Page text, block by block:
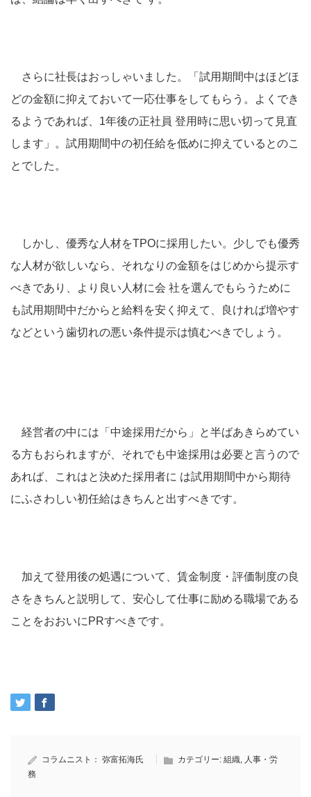
さらに社長はおっしゃいました。「試用期間中はほどほ
どの金額に抑えておいて一応仕事をしてもらう。よくでき
るようであれば、1年後の正社員 登用時に思い切って見直
します」。試用期間中の初任給を低めに抑えているとのこ
とでした。
しかし、優秀な人材をTPOに採用したい。少しでも優秀
な人材が欲しいなら、それなりの金額をはじめから提示す
べきであり、より良い人材に会 社を選んでもらうために
も試用期間中だからと給料を安く抑えて、良ければ増やす
などという歯切れの悪い条件提示は慎むべきでしょう。
経営者の中には「中途採用だから」と半ばあきらめてい
る方もおられますが、それでも中途採用は必要と言うので
あれば、これはと決めた採用者に は試用期間中から期待
にふさわしい初任給はきちんと出すべきです。
加えて登用後の処遇について、賃金制度・評価制度の良
さをきちんと説明して、安心して仕事に励める職場である
ことをおおいにPRすべきです。
コラムニスト： 弥富拓海氏 カテゴリー: 組織, 人事・労
務